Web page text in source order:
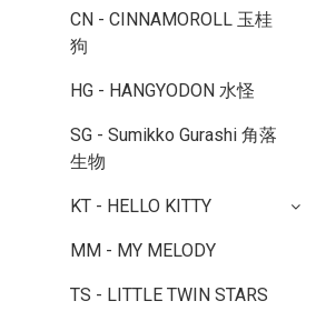
CN - CINNAMOROLL 玉桂
狗
HG - HANGYODON 水怪
SG - Sumikko Gurashi 角落
生物
KT - HELLO KITTY
MM - MY MELODY
TS - LITTLE TWIN STARS